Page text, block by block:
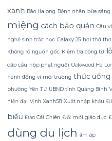
xanh Bão Halong Bệnh nhân bữa sáng
miệng cách bảo quản Câu
nghệ sinh trắc học Galaxy J5 hơi thở
Không rõ nguồn gốc Kiểm tra công tơ
cấp cầu nộp phạt nguội Oakwood Ha
hành động vì môi trường thức uống
phường Yên Tử UBND tỉnh Quảng Bình
hiện đại Vịnh Xanh58 Xuất nhập khẩu
biểu Đảo Cái Chiên Đổi mới giáo dục
dùng du lịch ấm áp